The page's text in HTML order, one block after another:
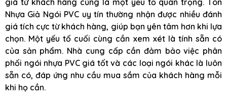
giá từ khách hàng cũng là một yếu tố quan trọng. Tôn
Nhựa Giả Ngói PVC uy tín thường nhận được nhiều đánh
giá tích cực từ khách hàng, giúp bạn yên tâm hơn khi lựa
chọn. Một yếu tố cuối cùng cần xem xét là tính sẵn có
của sản phẩm. Nhà cung cấp cần đảm bảo việc phân
phối ngói nhựa PVC giá tốt và các loại ngói khác là luôn
sẵn có, đáp ứng nhu cầu mua sắm của khách hàng mỗi
khi họ cần.